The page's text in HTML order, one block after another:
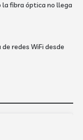
la fibra óptica no llega
redes WiFi desde